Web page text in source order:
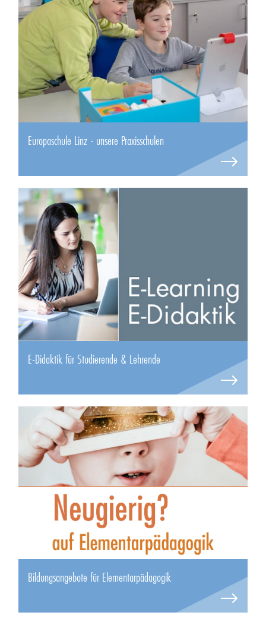
Europaschule Linz - unsere Praxisschulen
E-Didaktik für Studierende & Lehrende
Bildungsangebote für Elementarpädagogik